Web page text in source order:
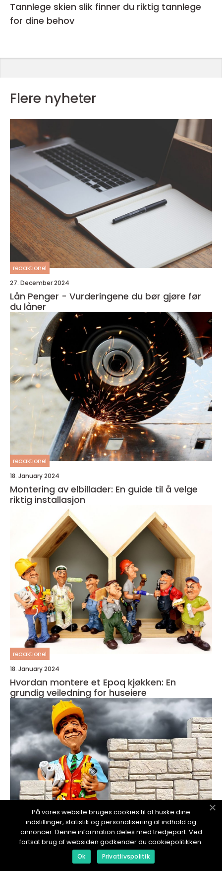
Tannlege skien slik finner du riktig tannlege
for dine behov
Flere nyheter
redaktionel
27. December 2024
Lån Penger - Vurderingene du bør gjøre før
du låner
redaktionel
18. January 2024
Montering av elbillader: En guide til å velge
riktig installasjon
redaktionel
18. January 2024
Hvordan montere et Epoq kjøkken: En
grundig veiledning for huseiere
redaktionel
På vores website bruges cookies til at huske dine
indstillinger, statistik og personalisering af indhold og
annoncer. Denne information deles med tredjepart. Ved
fortsat brug af websiden godkender du cookiepolitikken.
Ok Privatlivspolitik